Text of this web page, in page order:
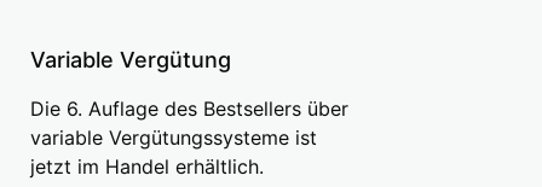
Variable Vergütung
Die 6. Auflage des Bestsellers über
variable Vergütungssysteme ist
jetzt im Handel erhältlich.